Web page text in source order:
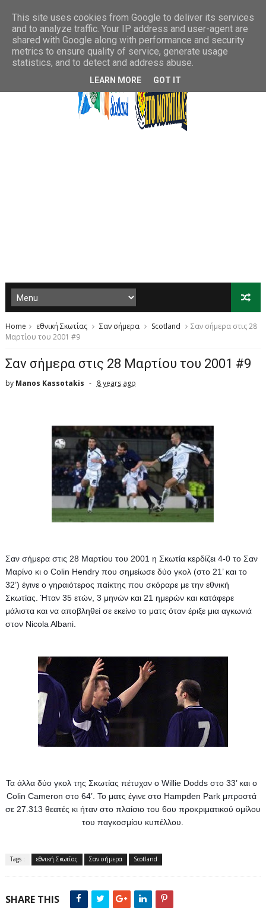
Home εθνική Σκωτίας Σαν σήμερα Scotland
Σαν σήμερα στις 28
Μαρτίου του 2001 #9
Σαν σήμερα στις 28 Μαρτίου του 2001 #9
by Manos Kassotakis 8 years ago
Σαν σήμερα στις 28 Μαρτίου του 2001 η Σκωτία κερδίζει 4-0 το Σαν
Μαρίνο κι ο Colin Hendry που σημείωσε δύο γκολ (στο 21’ και το
32’) έγινε ο γηραιότερος παίκτης που σκόραρε με την εθνική
Σκωτίας. Ήταν 35 ετών, 3 μηνών και 21 ημερών και κατάφερε
μάλιστα και να αποβληθεί σε εκείνο το ματς όταν έριξε μια αγκωνιά
στον Nicola Albani.
Τα άλλα δύο γκολ της Σκωτίας πέτυχαν ο Willie Dodds στο 33’ και ο
Colin Cameron στο 64’. Το ματς έγινε στο Hampden Park μπροστά
σε 27.313 θεατές κι ήταν στο πλαίσιο του 6ου προκριματικού ομίλου
του παγκοσμίου κυπέλλου.
Tags : εθνική Σκωτίας Σαν σήμερα Scotland
SHARE THIS
This site uses cookies from Google to deliver its services
and to analyze traffic. Your IP address and user-agent are
shared with Google along with performance and security
metrics to ensure quality of service, generate usage
statistics, and to detect and address abuse.
LEARN MORE GOT IT